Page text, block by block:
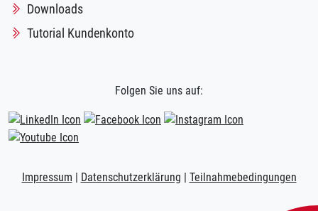
Downloads
Tutorial Kundenkonto
Folgen Sie uns auf:
Impressum | Datenschutzerklärung | Teilnahmebedingungen